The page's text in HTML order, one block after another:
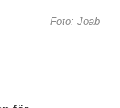
Foto: Joab